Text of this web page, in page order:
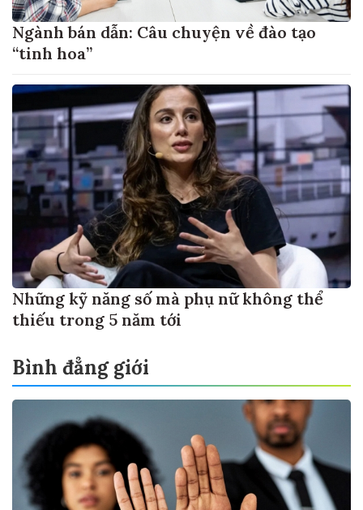
Ngành bán dẫn: Câu chuyện về đào tạo
“tinh hoa”
Những kỹ năng số mà phụ nữ không thể
thiếu trong 5 năm tới
Bình đẳng giới